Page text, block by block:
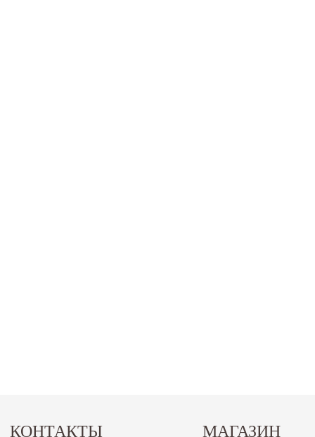
КОНТАКТЫ МАГАЗИН